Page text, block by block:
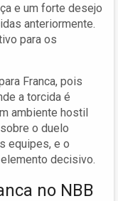
e um forte desejo
anteriormente.
para os
Franca, pois
a torcida é
ambiente hostil
o duelo
equipes, e o
decisivo.
no NBB